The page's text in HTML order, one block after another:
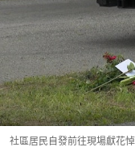
社區居民自發前往現場獻花